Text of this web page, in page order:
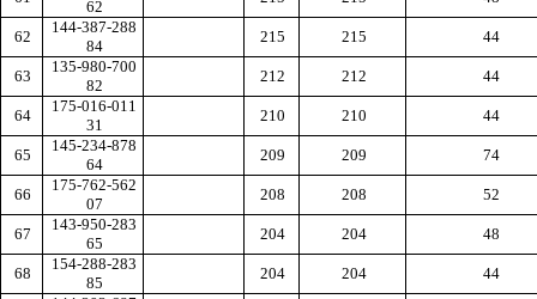
62
62
144-387-288
84
215 215 44
63
135-980-700
82
212 212 44
64
175-016-011
31
210 210 44
65
145-234-878
64
209 209 74
66
175-762-562
07
208 208 52
67
143-950-283
65
204 204 48
68
154-288-283
85
204 204 44